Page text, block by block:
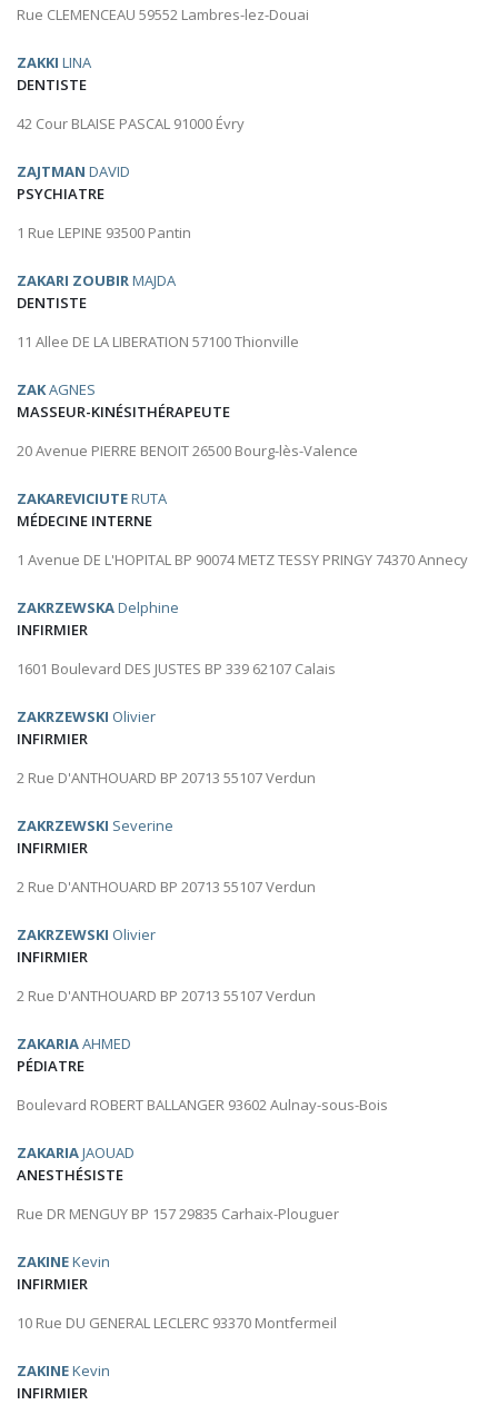
Rue CLEMENCEAU 59552 Lambres-lez-Douai
ZAKKI LINA
DENTISTE
42 Cour BLAISE PASCAL 91000 Évry
ZAJTMAN DAVID
PSYCHIATRE
1 Rue LEPINE 93500 Pantin
ZAKARI ZOUBIRMAJDA
DENTISTE
11 Allee DE LA LIBERATION 57100 Thionville
ZAKAGNES
MASSEUR-KINÉSITHÉRAPEUTE
20 Avenue PIERRE BENOIT 26500 Bourg-lès-Valence
ZAKAREVICIUTERUTA
MÉDECINE INTERNE
1 Avenue DE L'HOPITAL BP 90074 METZ TESSY PRINGY 74370 Annecy
ZAKRZEWSKADelphine
INFIRMIER
1601 Boulevard DES JUSTES BP 339 62107 Calais
ZAKRZEWSKI Olivier
INFIRMIER
2 Rue D'ANTHOUARD BP 20713 55107 Verdun
ZAKRZEWSKI Severine
INFIRMIER
2 Rue D'ANTHOUARD BP 20713 55107 Verdun
ZAKRZEWSKI Olivier
INFIRMIER
2 Rue D'ANTHOUARD BP 20713 55107 Verdun
ZAKARIAAHMED
PÉDIATRE
Boulevard ROBERT BALLANGER 93602 Aulnay-sous-Bois
ZAKARIAJAOUAD
ANESTHÉSISTE
Rue DR MENGUY BP 157 29835 Carhaix-Plouguer
ZAKINEKevin
INFIRMIER
10 Rue DU GENERAL LECLERC 93370 Montfermeil
ZAKINEKevin
INFIRMIER